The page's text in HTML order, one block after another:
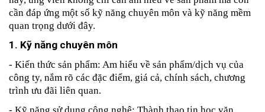
cần đáp ứng một số kỹ năng chuyên môn và kỹ năng mềm
quan trọng dưới đây.
1. Kỹ năng chuyên môn
- Kiến thức sản phẩm: Am hiểu về sản phẩm/dịch vụ của
công ty, nắm rõ các đặc điểm, giá cả, chính sách, chương
trình ưu đãi liên quan.
- Kỹ năng sử dụng công nghệ: Thành thạo tin học văn